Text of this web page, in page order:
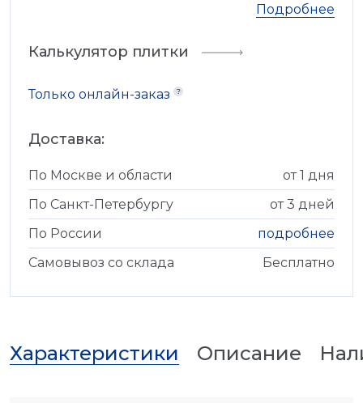
Подробнее
Калькулятор плитки
Только онлайн-заказ
Доставка:
По Москве и области
от 1 дня
По Санкт-Петербургу
от 3 дней
По России
подробнее
Самовывоз со склада
Бесплатно
Характеристики Описание